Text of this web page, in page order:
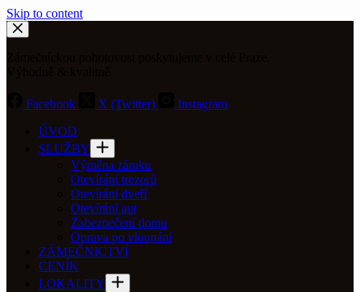
Skip to content
Facebook X (Twitter)
Instagram
ÚVOD
SLUŽBY
Výměna zámku
Otevírání trezorů
Otevírání dveří
Otevírání aut
Zabezpečení domu
Oprava po vloupání
ZÁMEČNICTVÍ
CENÍK
LOKALITY